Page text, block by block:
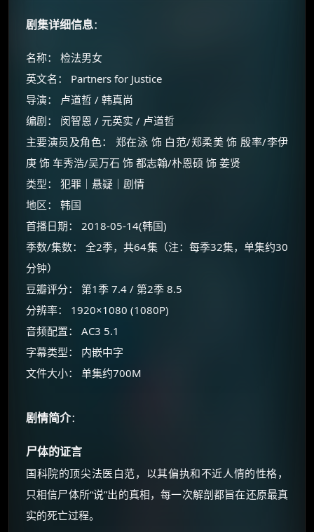
剧集详细信息：
名称： 检法男女
英文名： Partners for Justice
导演： 卢道哲 / 韩真尚
编剧： 闵智恩 / 元英实 / 卢道哲
主要演员及角色： 郑在泳 饰 白范/郑柔美 饰 殷率/李伊
庚 饰 车秀浩/吴万石 饰 都志翰/朴恩硕 饰 姜贤
类型： 犯罪｜悬疑｜剧情
地区： 韩国
首播日期： 2018-05-14(韩国)
季数/集数： 全2季，共64集（注：每季32集，单集约30
分钟）
豆瓣评分： 第1季 7.4 / 第2季 8.5
分辨率： 1920×1080 (1080P)
音频配置： AC3 5.1
字幕类型： 内嵌中字
文件大小： 单集约700M
剧情简介：
尸体的证言
国科院的顶尖法医白范，以其偏执和不近人情的性格，
只相信尸体所“说”出的真相，每一次解剖都旨在还原最真
实的死亡过程。
🧧 福利领取站
优惠券、活动红包，每日可领。